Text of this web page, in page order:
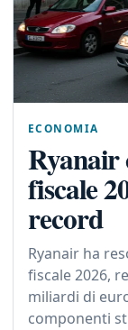
ECONOMIA
Ryanair
fiscale
record
Ryanair ha
fiscale 2026,
miliardi di
componenti